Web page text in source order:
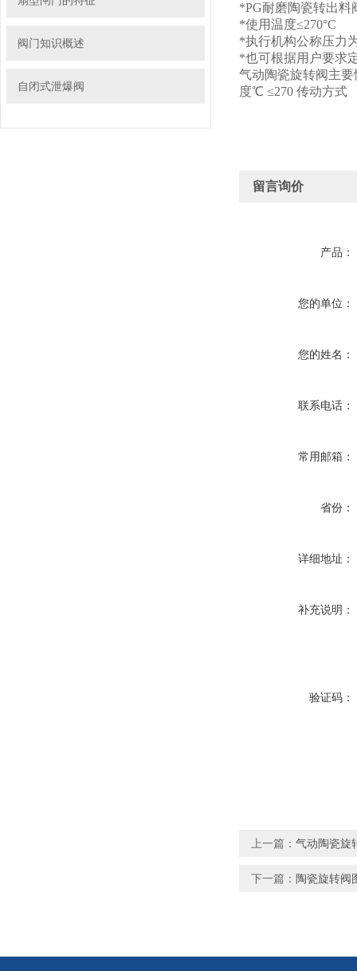
阀门知识概述
自闭式泄爆阀
*PG耐磨陶瓷转出
*使用温度≤270°C
*执行机构公称压力
*也可根据用户要求
气动陶瓷旋转阀主
度℃ ≤270 传动方式
留言询价
产品：
您的单位：
您的姓名：
联系电话：
常用邮箱：
省份：
详细地址：
补充说明：
验证码：
上一篇： 气动陶瓷旋
下一篇： 陶瓷旋转阀